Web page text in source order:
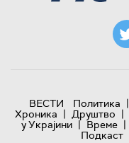
ВЕСТИ Политика |
Хроника | Друштво |
у Украјини | Време |
Подкаст